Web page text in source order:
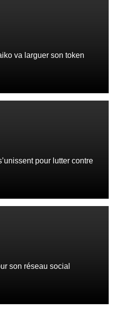
va larguer son token
pour lutter contre
son réseau social